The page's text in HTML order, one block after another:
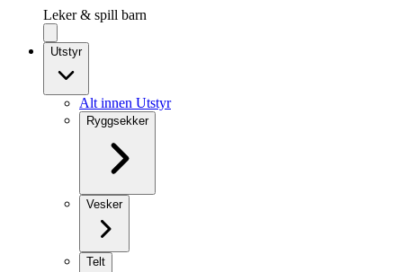
Leker & spill barn
Utstyr
Alt innen Utstyr
Ryggsekker
Vesker
Telt